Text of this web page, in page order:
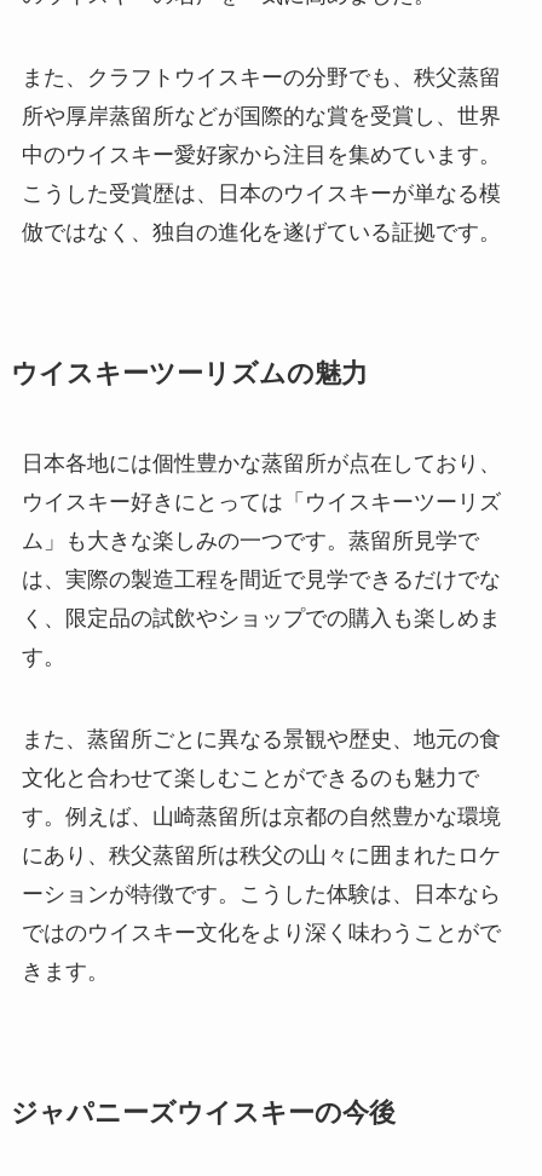
また、クラフトウイスキーの分野でも、秩父蒸留
所や厚岸蒸留所などが国際的な賞を受賞し、世界
中のウイスキー愛好家から注目を集めています。
こうした受賞歴は、日本のウイスキーが単なる模
倣ではなく、独自の進化を遂げている証拠です。
ウイスキーツーリズムの魅力
日本各地には個性豊かな蒸留所が点在しており、
ウイスキー好きにとっては「ウイスキーツーリズ
ム」も大きな楽しみの一つです。蒸留所見学で
は、実際の製造工程を間近で見学できるだけでな
く、限定品の試飲やショップでの購入も楽しめま
す。
また、蒸留所ごとに異なる景観や歴史、地元の食
文化と合わせて楽しむことができるのも魅力で
す。例えば、山崎蒸留所は京都の自然豊かな環境
にあり、秩父蒸留所は秩父の山々に囲まれたロケ
ーションが特徴です。こうした体験は、日本なら
ではのウイスキー文化をより深く味わうことがで
きます。
ジャパニーズウイスキーの今後